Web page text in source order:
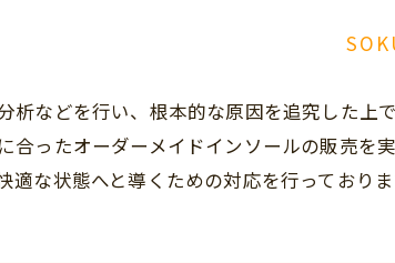
析などを行い、根本的な原因を追究した上
合ったオーダーメイドインソールの販売
適な状態へと導くための対応を行っておりま